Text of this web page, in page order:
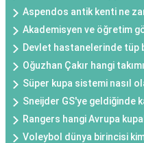
Aspendos antik kenti ne
Akademisyen ve öğretim
Devlet hastanelerinde tüp
Oğuzhan Çakır hangi
Süper kupa sistemi nasıl
Sneijder GS'ye geldiğinde
Rangers hangi Avrupa
Voleybol dünya birincisi